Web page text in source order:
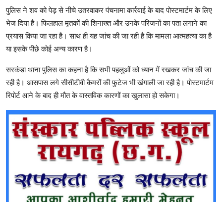
पुलिस ने शव को पेड़ से नीचे उतरवाकर पंचनामा कार्रवाई के बाद पोस्टमार्टम के लिए
भेज दिया है। फिलहाल मृतकों की शिनाख्त और उनके परिजनों का पता लगाने का
प्रयास किया जा रहा है। साथ ही यह जांच की जा रही है कि मामला आत्महत्या का है
या इसके पीछे कोई अन्य कारण है।
सरकंडा थाना पुलिस का कहना है कि सभी पहलुओं को ध्यान में रखकर जांच की जा
रही है। आसपास लगे सीसीटीवी कैमरों की फुटेज भी खंगाली जा रही है। पोस्टमार्टम
रिपोर्ट आने के बाद ही मौत के वास्तविक कारणों का खुलासा हो सकेगा।